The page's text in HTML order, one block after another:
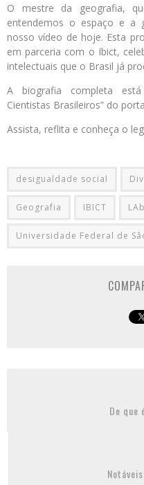
O mestre da geografia,
entendemos o espaço e a
nosso vídeo de hoje. Esta
em parceria com o Ibict,
intelectuais que o Brasil já
A biografia completa
Cientistas Brasileiros” do
Assista, reflita e conheça o
desigualdade social
Geografia IBICT
Universidade Federal de
De que